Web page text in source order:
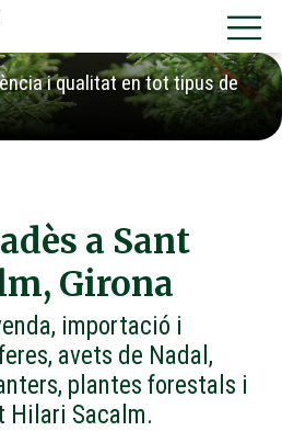
i qualitat en tot tipus de
a Sant
Girona
importació i
avets de Nadal,
plantes forestals i
Hilari Sacalm.